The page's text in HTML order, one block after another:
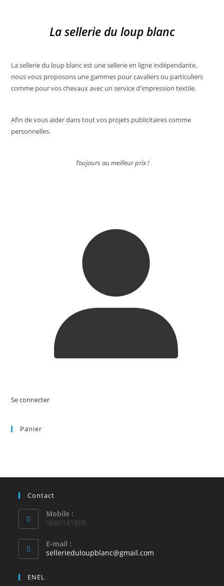
La sellerie du loup blanc
La sellerie du loup blanc est une sellerie en ligne indépendante,
nous vous proposons une gammes pour cavaliers ou particuliers
comme pour vos chevaux avec un service d'impression textile.
Afin de vous aider dans tout vos projets publicitaires comme
personnelles.
Toujours au meilleur prix !
Se connecter
Panier
Contact
Mobile :
0680141865
E-mail :
sellerieduloupblanc@gmail.com
ENEL